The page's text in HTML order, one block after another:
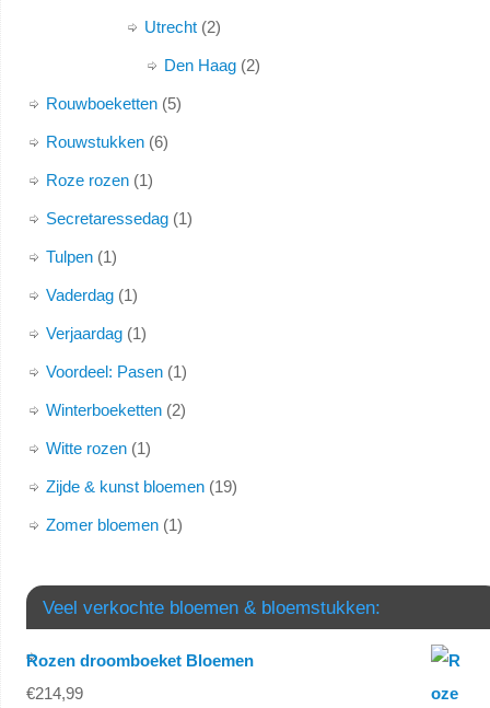
Utrecht 2
Den Haag 2
Rouwboeketten 5
Rouwstukken 6
Roze rozen 1
Secretaressedag 1
Tulpen 1
Vaderdag 1
Verjaardag 1
Voordeel: Pasen 1
Winterboeketten 2
Witte rozen 1
Zijde & kunst bloemen 19
Zomer bloemen 1
Veel verkochte bloemen & bloemstukken:
Rozen droomboeket Bloemen
€214,99